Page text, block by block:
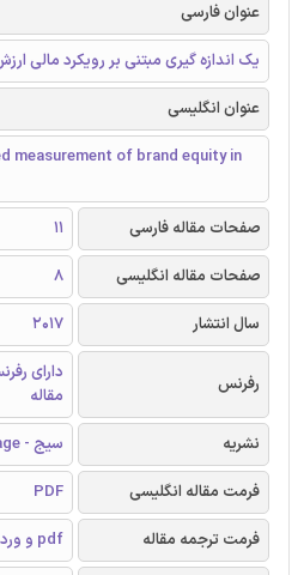
عنوان فارسی
یک اندازه گیری مبتنی بر رویکرد مالی
عنوان انگلیسی
measurement of brand equity in
صفحات مقاله فارسی
11
صفحات مقاله انگلیسی
8
سال انتشار
2017
رفرنس
دارای
مقاله
نشریه
سیج - Sage
فرمت مقاله انگلیسی
PDF
فرمت ترجمه مقاله
pdf و ورد تایپ شده با قابلیت ویرایش